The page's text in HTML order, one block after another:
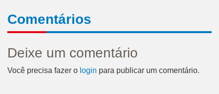
Comentários
Deixe um comentário
Você precisa fazer o login para publicar um comentário.